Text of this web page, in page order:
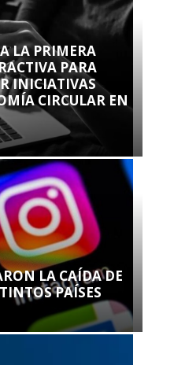
LA PRIMERA
PARA
INICIATIVAS
CIRCULAR EN
LA CAÍDA DE
PAÍSES